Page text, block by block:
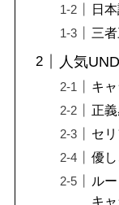
日
三
人気
キ
正
セ
優
ル
キ